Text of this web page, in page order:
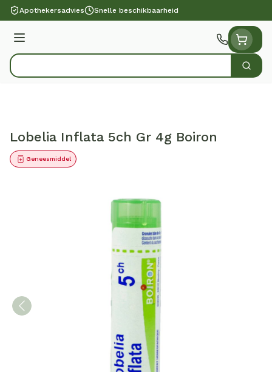
Ga naar de inhoud
Apothekersadvies Snelle beschikbaarheid
Menu
Product, merk, categorie... Zoek
Lobelia Inflata 5ch Gr 4g Boiron
Geneesmiddel